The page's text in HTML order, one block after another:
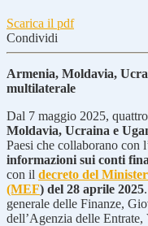
Scarica il pdf
Condividi
Armenia, Moldavia,
multilaterale
Dal 7 maggio 2025,
Moldavia, Ucraina e
Paesi che collaborano con
informazioni sui conti
con il decreto del
(MEF) del 28 aprile 2025
generale delle Finanze,
dell’Agenzia delle